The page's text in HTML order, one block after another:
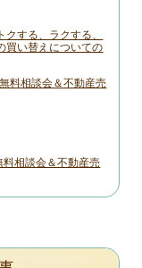
する、ラクする、
買い替えについての
料相談会＆不動産売
相談会＆不動産売